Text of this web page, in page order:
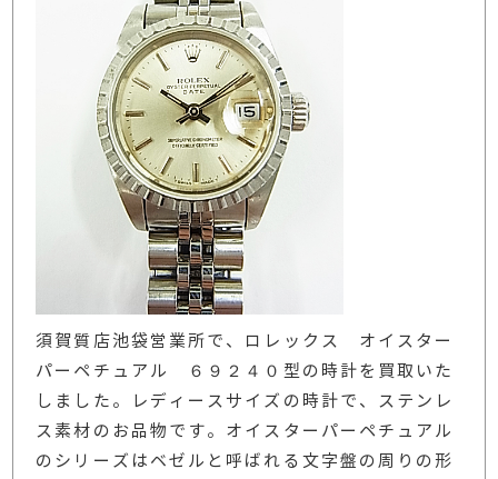
須賀質店池袋営業所で、ロレックス オイスター
パーペチュアル ６９２４０型の時計を買取いた
しました。レディースサイズの時計で、ステンレ
ス素材のお品物です。オイスターパーペチュアル
のシリーズはベゼルと呼ばれる文字盤の周りの形